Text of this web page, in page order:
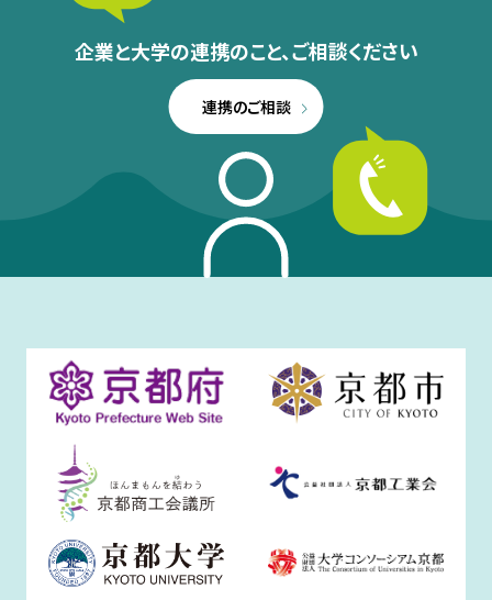
企業と大学の連携のこと、ご相談ください
連携のご相談